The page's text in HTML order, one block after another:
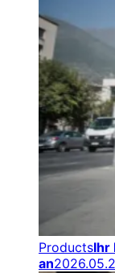
ProductsIhr
an